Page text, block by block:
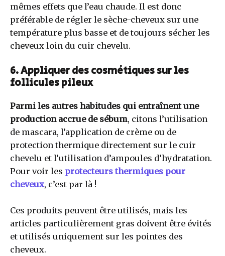
mêmes effets que l’eau chaude. Il est donc
préférable de régler le sèche-cheveux sur une
température plus basse et de toujours sécher les
cheveux loin du cuir chevelu.
6. Appliquer des cosmétiques sur les
follicules pileux
Parmi les autres habitudes qui entraînent une
production accrue de sébum, citons l’utilisation
de mascara, l’application de crème ou de
protection thermique directement sur le cuir
chevelu et l’utilisation d’ampoules d’hydratation.
Pour voir les protecteurs thermiques pour
cheveux, c’est par là !
Ces produits peuvent être utilisés, mais les
articles particulièrement gras doivent être évités
et utilisés uniquement sur les pointes des
cheveux.